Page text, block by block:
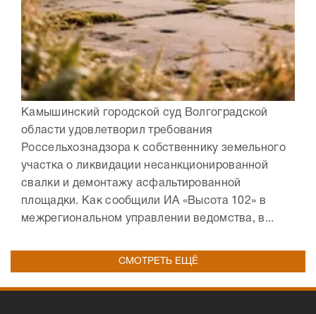
Камышинский городской суд Волгоградской
области удовлетворил требования
Россельхознадзора к собственнику земельного
участка о ликвидации несанкционированной
свалки и демонтажу асфальтированной
площадки. Как сообщили ИА «Высота 102» в
межрегиональном управлении ведомства, в...
СМОТРЕТЬ ЕЩЁ